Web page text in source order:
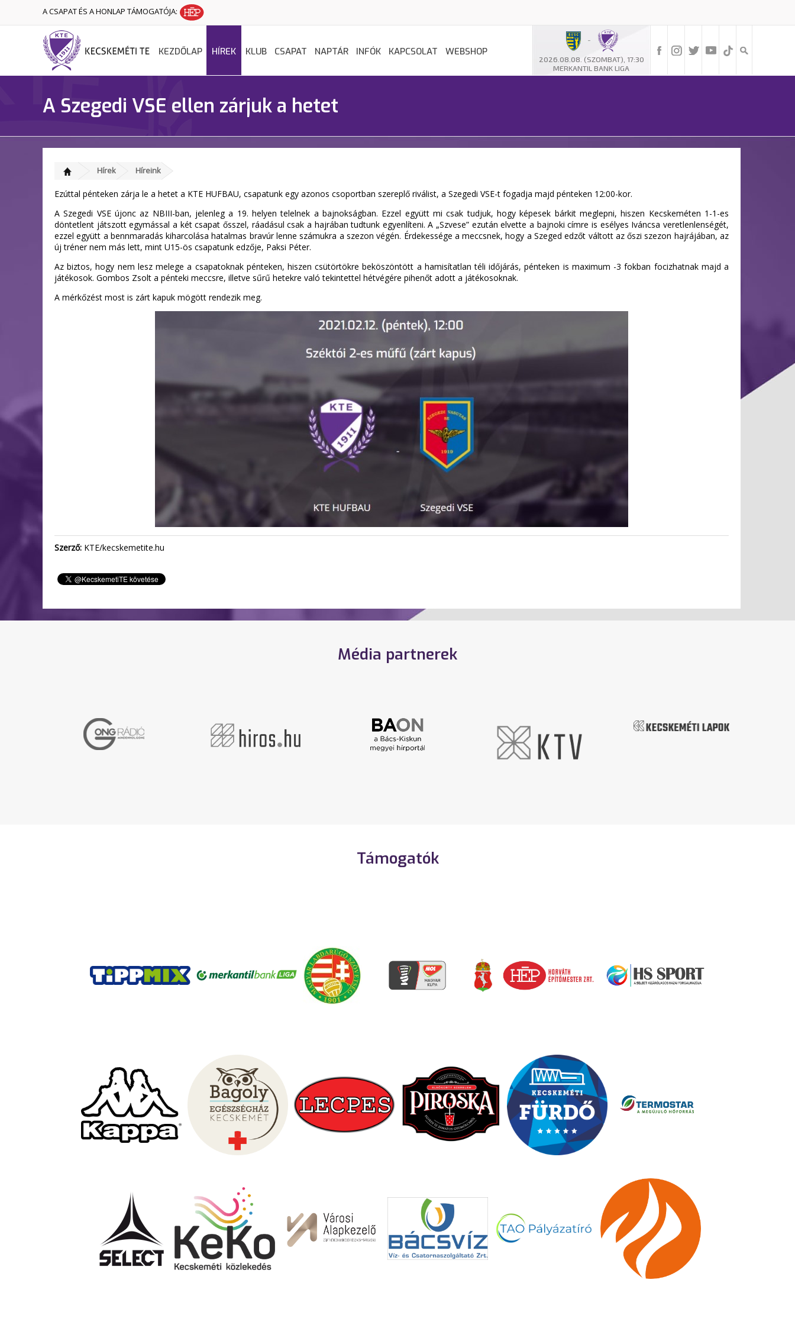
A CSAPAT ÉS A HONLAP TÁMOGATÓJA:
-
2026.08.08. (SZOMBAT), 17:30
MERKANTIL BANK LIGA
KEZDŐLAP HÍREK KLUB CSAPAT NAPTÁR INFÓK KAPCSOLAT WEBSHOP
A Szegedi VSE ellen zárjuk a hetet
Hírek Híreink
Ezúttal pénteken zárja le a hetet a KTE HUFBAU, csapatunk egy azonos csoportban szereplő riválist, a Szegedi VSE-t fogadja majd pénteken 12:00-kor.
A Szegedi VSE újonc az NBIII-ban, jelenleg a 19. helyen telelnek a bajnokságban. Ezzel együtt mi csak tudjuk, hogy képesek bárkit meglepni, hiszen Kecskeméten 1-1-es
döntetlent játszott egymással a két csapat ősszel, ráadásul csak a hajrában tudtunk egyenlíteni. A „Szvese” ezután elvette a bajnoki címre is esélyes Iváncsa veretlenlenségét,
ezzel együtt a bennmaradás kiharcolása hatalmas bravúr lenne számukra a szezon végén. Érdekessége a meccsnek, hogy a Szeged edzőt váltott az őszi szezon hajrájában, az
új tréner nem más lett, mint U15-ös csapatunk edzője, Paksi Péter.
Az biztos, hogy nem lesz melege a csapatoknak pénteken, hiszen csütörtökre beköszöntött a hamisítatlan téli időjárás, pénteken is maximum -3 fokban focizhatnak majd a
játékosok. Gombos Zsolt a pénteki meccsre, illetve sűrű hetekre való tekintettel hétvégére pihenőt adott a játékosoknak.
A mérkőzést most is zárt kapuk mögött rendezik meg.
Szerző: KTE/kecskemetite.hu
Média partnerek
Támogatók